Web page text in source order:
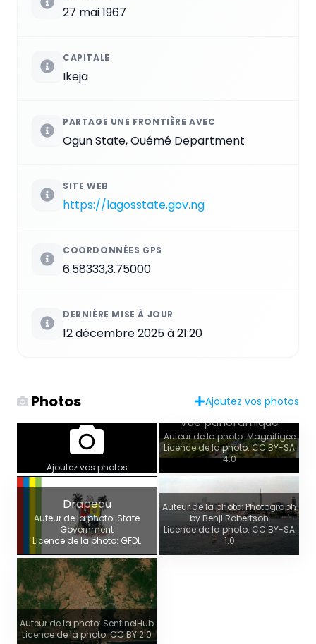
27 mai 1967
CAPITALE
Ikeja
PARTAGE UNE FRONTIÈRE AVEC
Ogun State, Ouémé Department
SITE WEB
https://lagosstate.gov.ng
COORDONNÉES GPS
6.58333,3.75000
DERNIÈRE MISE À JOUR
12 décembre 2025 à 21:20
Photos Ajoutez vos photos
Ajoutez vos photos
Vue panoramique
Auteur de la photo: Magnifigee
Licence de la photo: CC BY-SA
4.0
Drapeau
Auteur de la photo: State
Government
Licence de la photo: GFDL
Auteur de la photo: Photograph
by Benji Robertson
Licence de la photo: CC BY-SA
1.0
Auteur de la photo: SentinelHub
Licence de la photo: CC BY 2.0